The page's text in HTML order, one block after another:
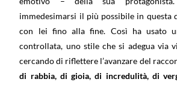
immedesimarsi il più possibile in questa
con lei fino alla fine. Così ha usato
controllata, uno stile che si adegua via
cercando di riflettere l’avanzare del
di rabbia, di gioia, di incredulità, di